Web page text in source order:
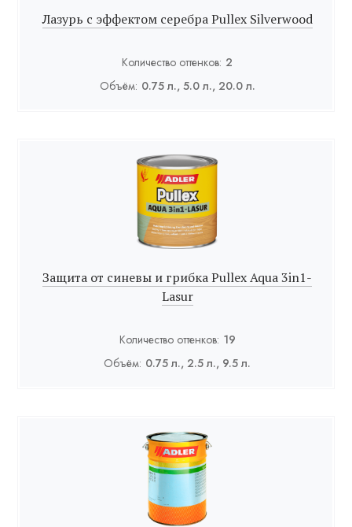
Лазурь с эффектом серебра Pullex Silverwood
Количество оттенков: 2
Объём: 0.75 л., 5.0 л., 20.0 л.
Защита от синевы и грибка Pullex Aqua 3in1-
Lasur
Количество оттенков: 19
Объём: 0.75 л., 2.5 л., 9.5 л.